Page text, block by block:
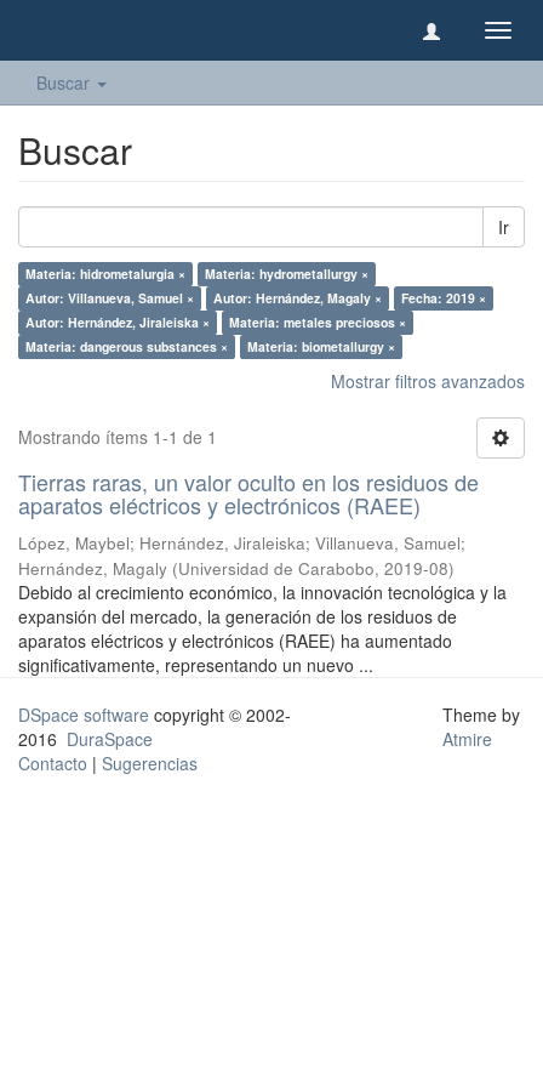
Buscar
Buscar
Ir
Materia: hidrometalurgia ×
Materia: hydrometallurgy ×
Autor: Villanueva, Samuel ×
Autor: Hernández, Magaly ×
Fecha: 2019 ×
Autor: Hernández, Jiraleiska ×
Materia: metales preciosos ×
Materia: dangerous substances ×
Materia: biometallurgy ×
Mostrar filtros avanzados
Mostrando ítems 1-1 de 1
Tierras raras, un valor oculto en los residuos de
aparatos eléctricos y electrónicos (RAEE)
López, Maybel; Hernández, Jiraleiska; Villanueva, Samuel;
Hernández, Magaly (Universidad de Carabobo, 2019-08)
Debido al crecimiento económico, la innovación tecnológica y la
expansión del mercado, la generación de los residuos de
aparatos eléctricos y electrónicos (RAEE) ha aumentado
significativamente, representando un nuevo ...
DSpace software copyright © 2002-
2016 DuraSpace
Contacto | Sugerencias
Theme by
Atmire